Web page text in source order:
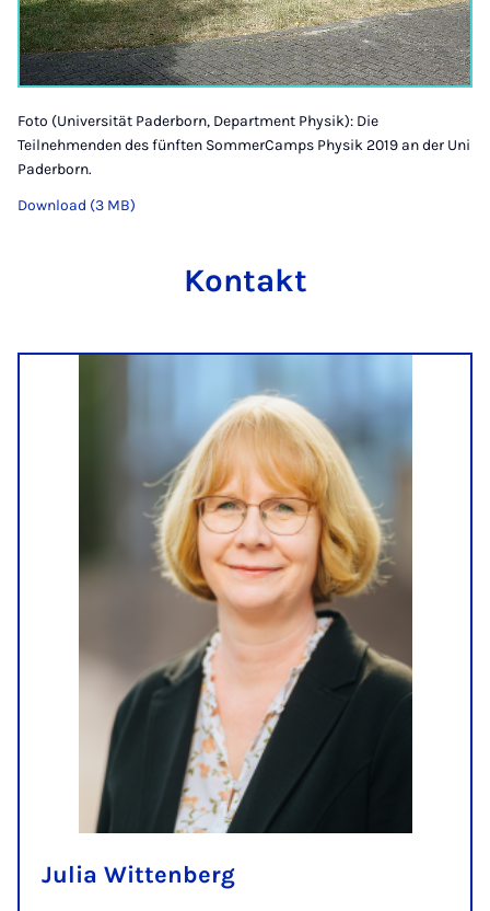
Foto (Universität Paderborn, Department Physik): Die
Teilnehmenden des fünften SommerCamps Physik 2019 an der Uni
Paderborn.
Download (3 MB)
Kontakt
Julia Wittenberg